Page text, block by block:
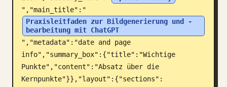
","main_title":"
Praxisleitfaden zur Bildgenerierung und -
bearbeitung mit ChatGPT
","metadata":"date and page
info","summary_box":{"title":"Wichtige
Punkte","content":"Absatz über die
Kernpunkte"}},"layout":{"sections":